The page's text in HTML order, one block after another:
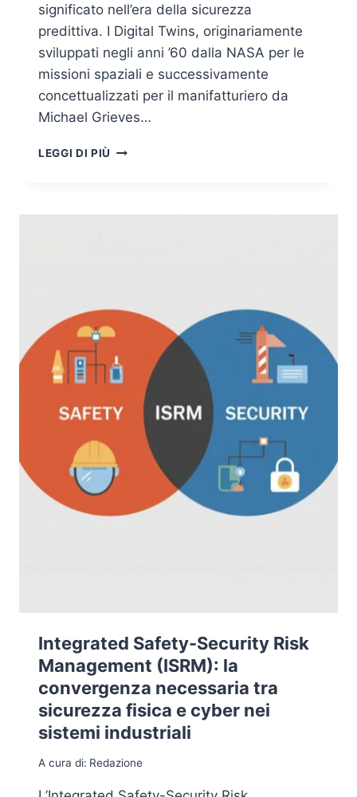
significato nell’era della sicurezza
predittiva. I Digital Twins, originariamente
sviluppati negli anni ’60 dalla NASA per le
missioni spaziali e successivamente
concettualizzati per il manifatturiero da
Michael Grieves…
LEGGI DI PIÙ DIGITAL
IL
Integrated Safety-Security Risk
Management (ISRM): la
convergenza necessaria tra
sicurezza fisica e cyber nei
sistemi industriali
A cura di: Redazione